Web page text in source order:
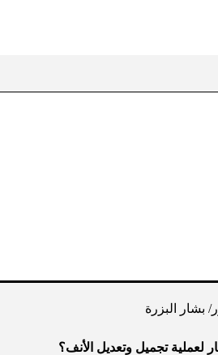
بشار البزرة
لعملية تجميل وتعديل الأنف؟